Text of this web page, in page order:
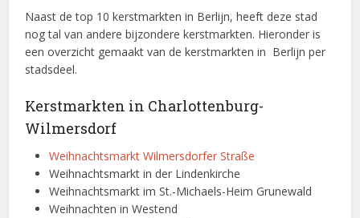
Naast de top 10 kerstmarkten in Berlijn, heeft deze stad
nog tal van andere bijzondere kerstmarkten. Hieronder is
een overzicht gemaakt van de kerstmarkten in Berlijn per
stadsdeel.
Kerstmarkten in Charlottenburg-
Wilmersdorf
Weihnachtsmarkt Wilmersdorfer Straße
Weihnachtsmarkt in der Lindenkirche
Weihnachtsmarkt im St.-Michaels-Heim Grunewald
Weihnachten in Westend